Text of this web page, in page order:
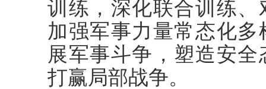
训练，深化联合训练
加强军事力量常态化
展军事斗争，塑造安
打赢局部战争。